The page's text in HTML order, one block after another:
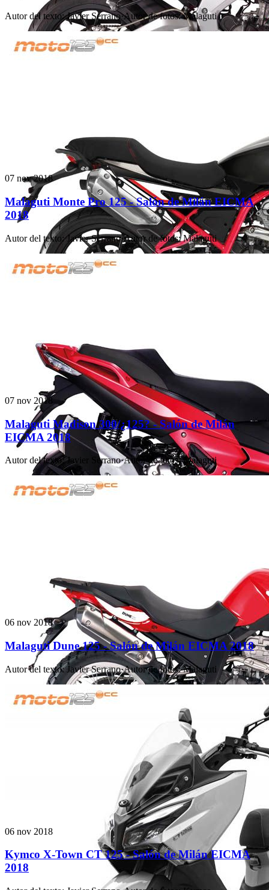
Autor del texto: Javier Serrano·Autor de fotos: Malaguti
07 nov 2018
Malaguti Monte Pro 125 - Salón de Milán EICMA
2018
Autor del texto: Javier Serrano·Autor de fotos: Malaguti
07 nov 2018
Malaguti Madison 300/¿125? - Salón de Milán
EICMA 2018
Autor del texto: Javier Serrano·Autor de fotos: Malaguti
06 nov 2018
Malaguti Dune 125 - Salón de Milán EICMA 2018
Autor del texto: Javier Serrano·Autor de fotos: Malaguti
06 nov 2018
Kymco X-Town CT 125 - Salón de Milán EICMA
2018